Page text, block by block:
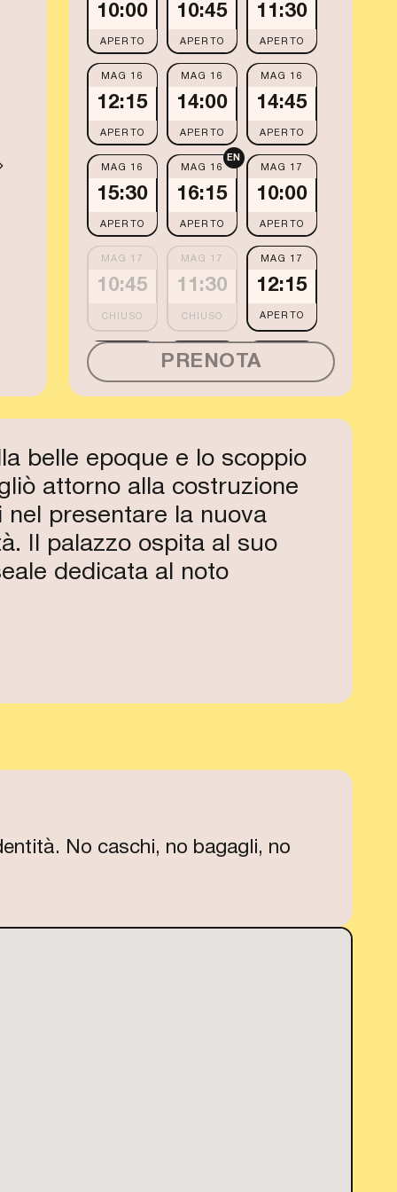
10:00
APERTO
10:45
APERTO
11:30
APERTO
MAG 16
12:15
APERTO
MAG 16
14:00
APERTO
MAG 16
14:45
APERTO
MAG 16
15:30
APERTO
EN
MAG 16
16:15
APERTO
MAG 17
10:00
APERTO
MAG 17
10:45
MAG 17
11:30
MAG 17
12:15
APERTO
14:00
MAG 17
14:45 15:30
16:15
PRENOTA
belle epoque e lo scoppio
attorno alla costruzione
presentare la nuova
Il palazzo ospita al suo
dedicata al noto
No caschi, no bagagli, no